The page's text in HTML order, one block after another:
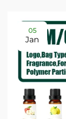
05
Jan